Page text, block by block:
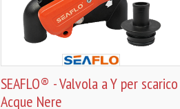
SEAFLO® - Valvola a Y per scarico
Acque Nere